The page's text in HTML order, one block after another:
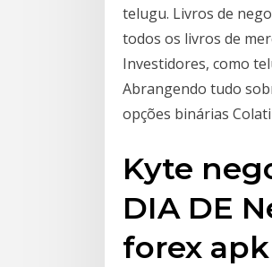
telugu. Livros de
todos os livros de
Investidores, como
Abrangendo tudo
opções binárias
Kyte
DIA DE
forex